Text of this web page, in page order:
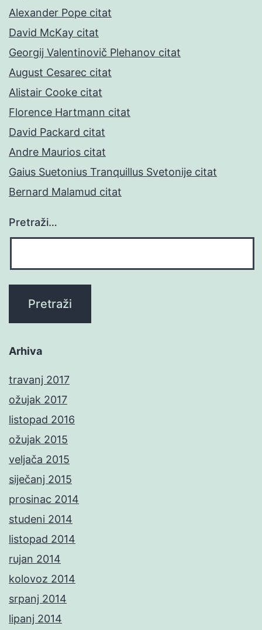
Alexander Pope citat
David McKay citat
Georgij Valentinovič Plehanov citat
August Cesarec citat
Alistair Cooke citat
Florence Hartmann citat
David Packard citat
Andre Maurios citat
Gaius Suetonius Tranquillus Svetonije citat
Bernard Malamud citat
Pretraži…
Arhiva
travanj 2017
ožujak 2017
listopad 2016
ožujak 2015
veljača 2015
siječanj 2015
prosinac 2014
studeni 2014
listopad 2014
rujan 2014
kolovoz 2014
srpanj 2014
lipanj 2014